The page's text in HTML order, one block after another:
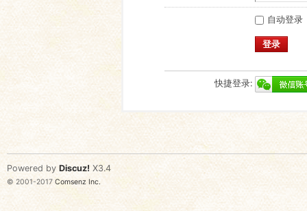
自动登录
登录
快捷登录:
Powered by Discuz! X3.4
© 2001-2017 Comsenz Inc.